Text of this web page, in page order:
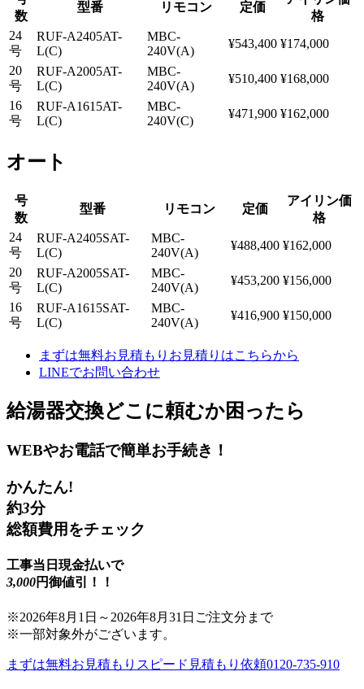
数
型番 リモコン 定価
格
24
号
RUF-A2405AT-
L(C)
MBC-
240V(A)
¥543,400 ¥174,000
20
号
RUF-A2005AT-
L(C)
MBC-
240V(A)
¥510,400 ¥168,000
16
号
RUF-A1615AT-
L(C)
MBC-
240V(C)
¥471,900 ¥162,000
オート
号
数
型番 リモコン 定価
アイリン価
格
24
号
RUF-A2405SAT-
L(C)
MBC-
240V(A)
¥488,400 ¥162,000
20
号
RUF-A2005SAT-
L(C)
MBC-
240V(A)
¥453,200 ¥156,000
16
号
RUF-A1615SAT-
L(C)
MBC-
240V(A)
¥416,900 ¥150,000
まずは無料お見積もり お見積りはこちらから
LINEでお問い合わせ
給湯器交換どこに頼むか困ったら
WEBやお電話で簡単お手続き！
かんたん!
約3分
総額費用をチェック
工事当日現金払いで
3,000円御値引！！
※2026年8月1日 ～ 2026年8月31日 ご注文分まで
※一部対象外がございます。
まずは無料お見積もり スピード見積もり依頼0120-735-910